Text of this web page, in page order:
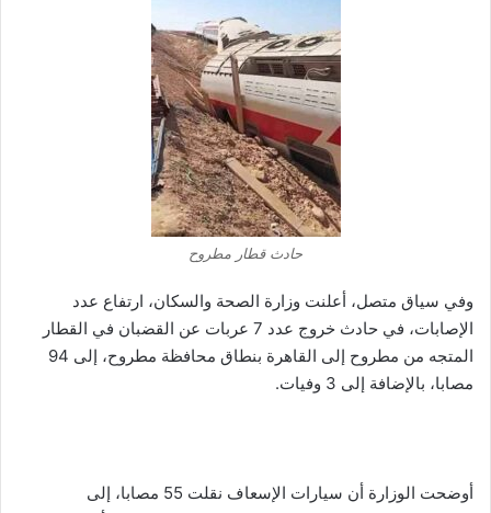
حادث قطار مطروح
وفي سياق متصل، أعلنت وزارة الصحة والسكان، ارتفاع عدد
الإصابات، في حادث خروج عدد 7 عربات عن القضبان في القطار
المتجه من مطروح إلى القاهرة بنطاق محافظة مطروح، إلى 94
مصابا، بالإضافة إلى 3 وفيات.
أوضحت الوزارة أن سيارات الإسعاف نقلت 55 مصابا، إلى